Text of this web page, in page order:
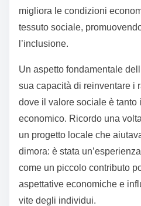
migliora le condizioni
tessuto sociale,
l’inclusione.
Un aspetto fondamentale
sua capacità di reinventare i
dove il valore sociale è tanto
economico. Ricordo una
un progetto locale che
dimora: è stata
come un piccolo contributo
aspettative economiche e
vite degli individui.